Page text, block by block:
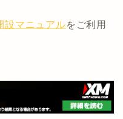
設マニュアルをご利用